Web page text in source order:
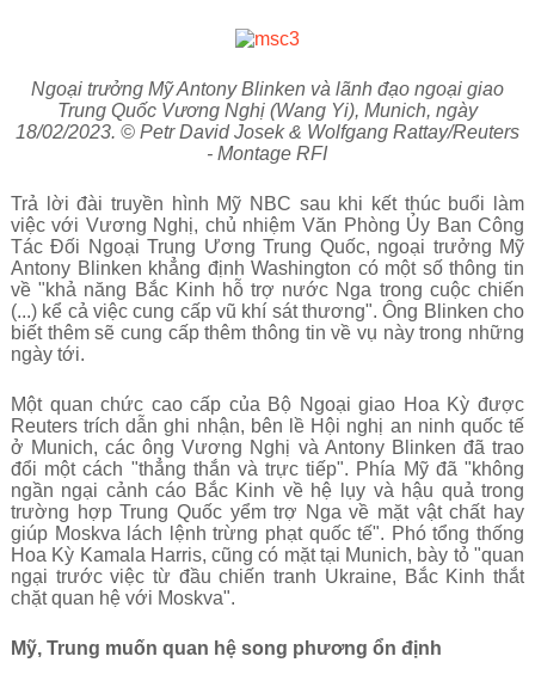
Ngoại trưởng Mỹ Antony Blinken và lãnh đạo ngoại giao
Trung Quốc Vương Nghị (Wang Yi), Munich, ngày
18/02/2023. © Petr David Josek & Wolfgang Rattay/Reuters
- Montage RFI
Trả lời đài truyền hình Mỹ NBC sau khi kết thúc buổi làm
việc với Vương Nghị, chủ nhiệm Văn Phòng Ủy Ban Công
Tác Đối Ngoại Trung Ương Trung Quốc, ngoại trưởng Mỹ
Antony Blinken khẳng định Washington có một số thông tin
về "khả năng Bắc Kinh hỗ trợ nước Nga trong cuộc chiến
(...) kể cả việc cung cấp vũ khí sát thương".Ông Blinken cho
biết thêm sẽ cung cấp thêm thông tin về vụ này trong những
ngày tới.
Một quan chức cao cấp của Bộ Ngoại giao Hoa Kỳ được
Reuters trích dẫn ghi nhận, bên lề Hội nghị an ninh quốc tế
ở Munich, các ông Vương Nghị và Antony Blinken đã trao
đổi một cách "thẳng thắn và trực tiếp". Phía Mỹ đã "không
ngần ngại cảnh cáo Bắc Kinh về hệ lụy và hậu quả trong
trường hợp Trung Quốc yểm trợ Nga về mặt vật chất hay
giúp Moskva lách lệnh trừng phạt quốc tế". Phó tổng thống
Hoa Kỳ Kamala Harris, cũng có mặt tại Munich, bày tỏ "quan
ngại trước việc từ đầu chiến tranh Ukraine, Bắc Kinh thắt
chặt quan hệ với Moskva".
Mỹ, Trung muốn quan hệ song phương ổn định